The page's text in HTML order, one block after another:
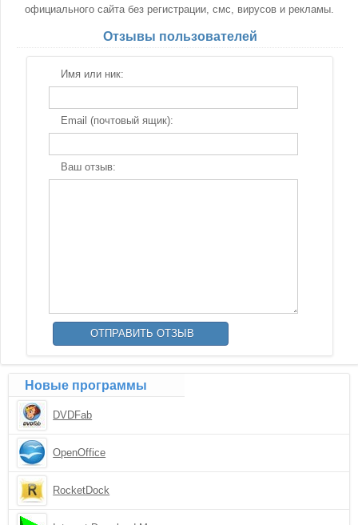
официального сайта без регистрации, смс, вирусов и рекламы.
Отзывы пользователей
Имя или ник:
Email (почтовый ящик):
Ваш отзыв:
Новые программы
DVDFab
OpenOffice
RocketDock